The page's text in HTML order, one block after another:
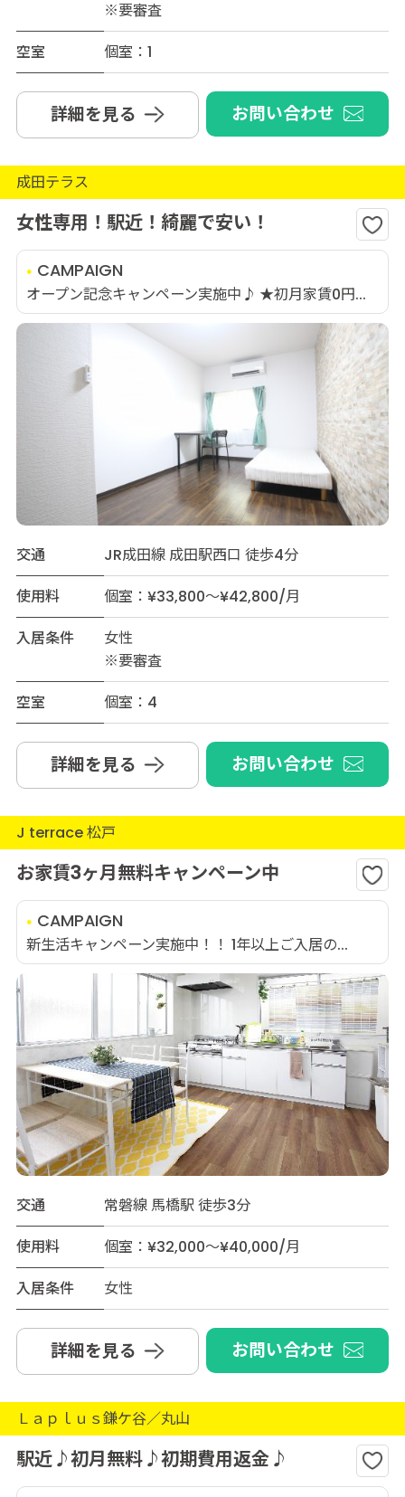
※要審査
空室
個室：1
詳細を見る お問い合わせ
成田テラス
女性専用！駅近！綺麗で安い！
CAMPAIGN
オープン記念キャンペーン実施中♪ ★初月家賃0円...
交通
JR成田線 成田駅西口 徒歩4分
使用料
個室：¥33,800～¥42,800/月
入居条件
女性
※要審査
空室
個室：4
詳細を見る お問い合わせ
J terrace 松戸
お家賃3ヶ月無料キャンペーン中
CAMPAIGN
新生活キャンペーン実施中！！ 1年以上ご入居の...
交通
常磐線 馬橋駅 徒歩3分
使用料
個室：¥32,000～¥40,000/月
入居条件
女性
詳細を見る お問い合わせ
Ｌａｐｌｕｓ鎌ケ谷／丸山
駅近♪初月無料♪初期費用返金♪